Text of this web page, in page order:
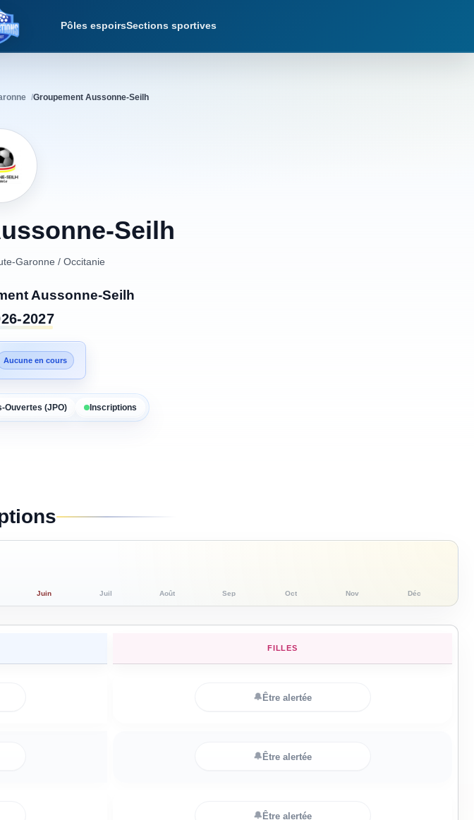
Détections Foot
Pôles espoirsSections sportives
Groupement Aussonne-Seilh
Seilh
Garonne / Occitanie
Aussonne-Seilh
2027
Aucune en cours
Ouvertes (JPO) Inscriptions
Juin Juil Août Sep Oct Nov Déc
FILLES
🔔Être alertée
🔔Être alertée
🔔Être alertée